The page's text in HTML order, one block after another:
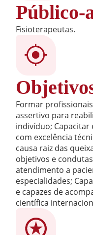
Público-
Fisioterapeutas.
Formar
assertivo para
indivíduo;
com excelência
causa raiz das
objetivos e
atendimento a
especialidades;
e capazes de
científica